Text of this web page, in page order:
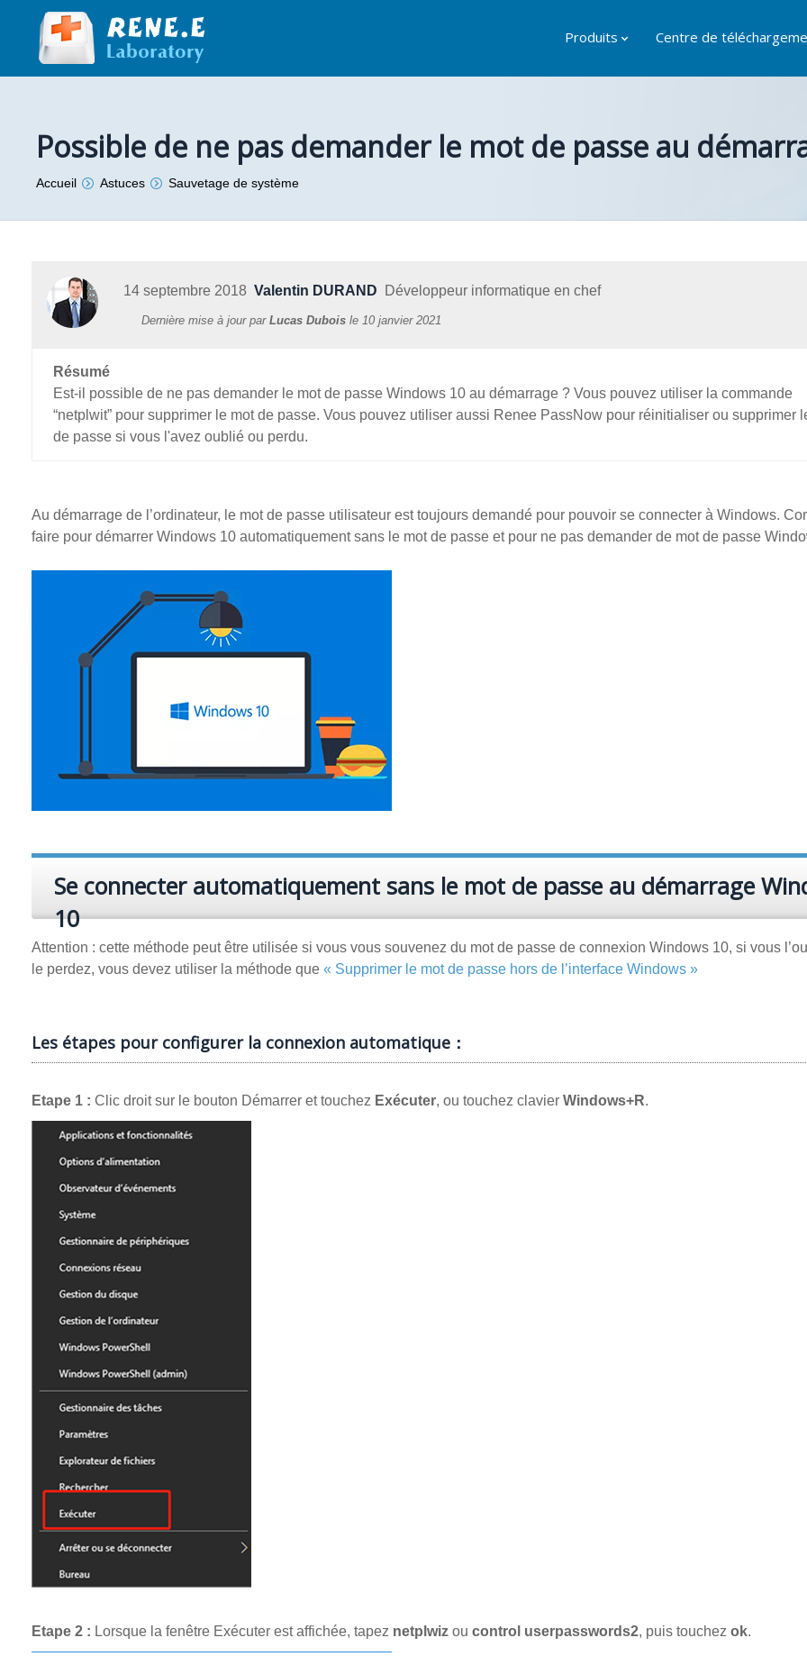
Produits Centre de
Possible de ne pas demander le mot de passe au
Vous êtes ici :
Accueil Astuces Sauvetage de système
14 septembre 2018 Valentin DURAND Développeur informatique en chef
Dernière mise à jour par Lucas Dubois le 10 janvier 2021
Résumé
Est-il possible de ne pas demander le mot de passe Windows 10 au démarrage ? Vous pouvez utiliser la commande
“netplwit” pour supprimer le mot de passe. Vous pouvez utiliser aussi Renee PassNow pour réinitialiser ou supprimer
de passe si vous l'avez oublié ou perdu.
Au démarrage de l’ordinateur, le mot de passe utilisateur est toujours demandé pour pouvoir se connecter à Windows.
faire pour démarrer Windows 10 automatiquement sans le mot de passe et pour ne pas demander de mot de passe
Se connecter automatiquement sans le mot de passe au démarrage
10
Attention : cette méthode peut être utilisée si vous vous souvenez du mot de passe de connexion Windows 10, si vous
le perdez, vous devez utiliser la méthode que « Supprimer le mot de passe hors de l’interface Windows »
Les étapes pour configurer la connexion automatique：
Etape 1 : Clic droit sur le bouton Démarrer et touchez Exécuter, ou touchez clavier Windows+R.
Etape 2 : Lorsque la fenêtre Exécuter est affichée, tapez netplwiz ou control userpasswords2, puis touchez ok.